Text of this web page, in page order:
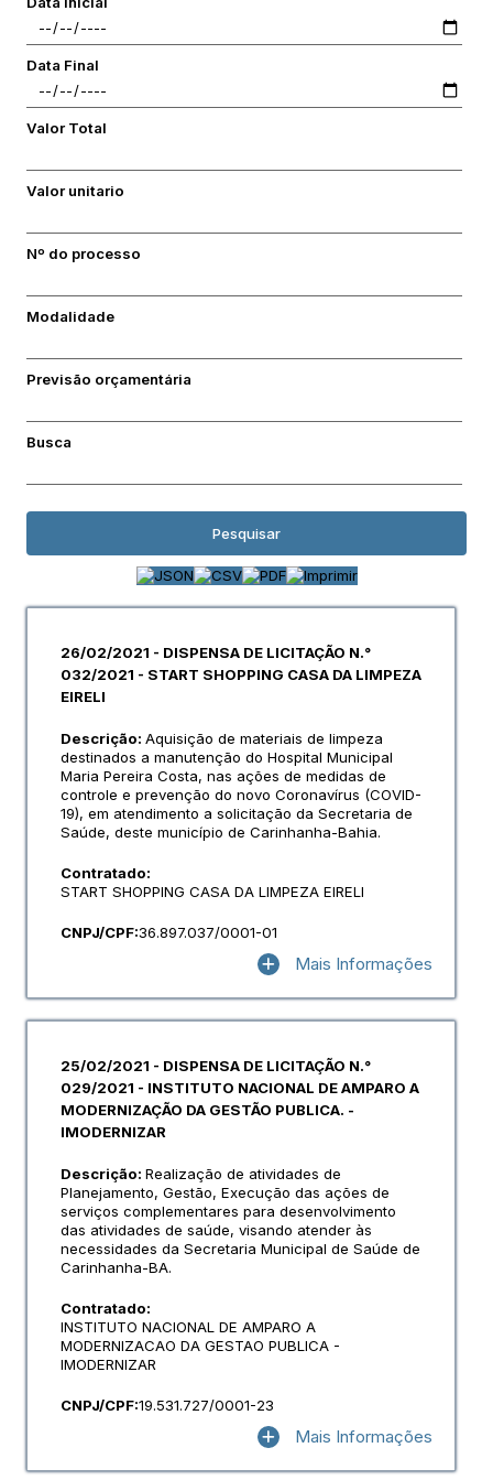
Data Final
Valor Total
Valor unitario
Nº do processo
Modalidade
Previsão orçamentária
Busca
Pesquisar
26/02/2021 - DISPENSA DE LICITAÇÃO N.°
032/2021 - START SHOPPING CASA DA LIMPEZA
EIRELI
Descrição: Aquisição de materiais de limpeza
destinados a manutenção do Hospital Municipal
Maria Pereira Costa, nas ações de medidas de
controle e prevenção do novo Coronavírus (COVID-
19), em atendimento a solicitação da Secretaria de
Saúde, deste município de Carinhanha-Bahia.
Contratado:
START SHOPPING CASA DA LIMPEZA EIRELI
CNPJ/CPF:36.897.037/0001-01
Mais Informações
25/02/2021 - DISPENSA DE LICITAÇÃO N.°
029/2021 - INSTITUTO NACIONAL DE AMPARO A
MODERNIZAÇÃO DA GESTÃO PUBLICA. -
IMODERNIZAR
Descrição: Realização de atividades de
Planejamento, Gestão, Execução das ações de
serviços complementares para desenvolvimento
das atividades de saúde, visando atender às
necessidades da Secretaria Municipal de Saúde de
Carinhanha-BA.
Contratado:
INSTITUTO NACIONAL DE AMPARO A
MODERNIZACAO DA GESTAO PUBLICA -
IMODERNIZAR
CNPJ/CPF:19.531.727/0001-23
Mais Informações